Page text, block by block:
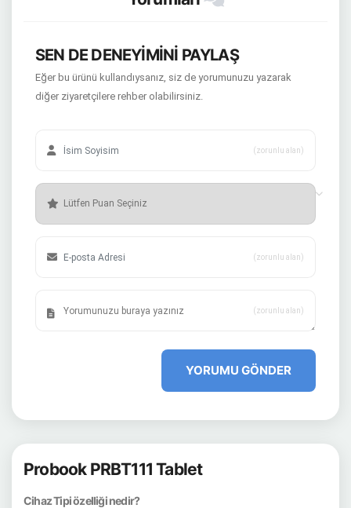
SEN DE DENEYİMİNİ PAYLAŞ
Eğer bu ürünü kullandıysanız, siz de yorumunuzu yazarak
diğer ziyaretçilere rehber olabilirsiniz.
(zorunlu alan)
(zorunlu alan)
(zorunlu alan)
YORUMU GÖNDER
Probook PRBT111 Tablet
Cihaz Tipi özelliği nedir?